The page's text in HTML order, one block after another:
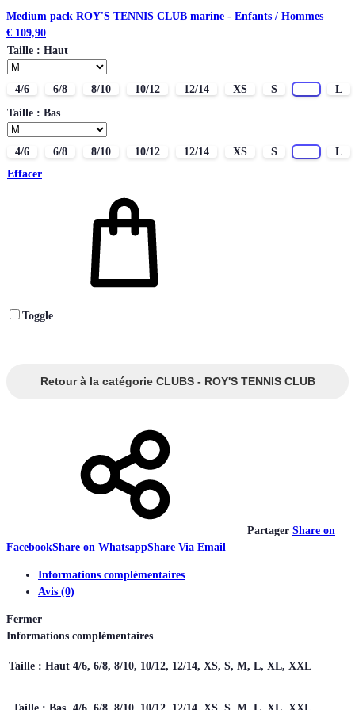
Medium pack ROY'S TENNIS CLUB marine - Enfants / Hommes
€ 109,90
Taille : Haut
4/6 6/8 8/10 10/12 12/14 XS S
L
Taille : Bas
4/6 6/8 8/10 10/12 12/14 XS S
L
Effacer
Toggle
Retour à la catégorie CLUBS - ROY'S TENNIS CLUB
Partager Share on
FacebookShare on WhatsappShare Via Email
Informations complémentaires
Avis (0)
Fermer
Informations complémentaires
Taille : Haut 4/6, 6/8, 8/10, 10/12, 12/14, XS, S, M, L, XL, XXL